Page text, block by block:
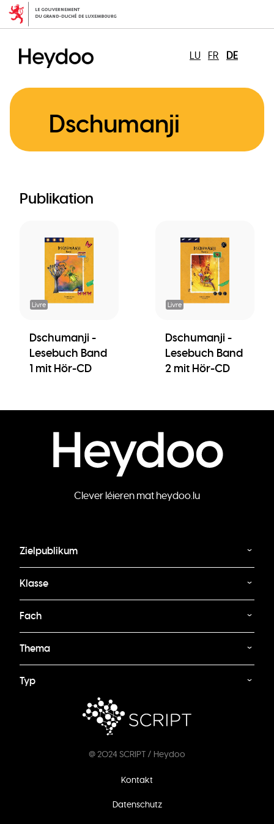
Direkt
zum
LU
FR DE
Dschumanji
Publikation
Livre
Dschumanji -
Lesebuch Band
1 mit Hör-CD
Livre
Dschumanji -
Lesebuch Band
2 mit Hör-CD
Clever léieren mat heydoo.lu
Zielpublikum
Klasse
Fach
Thema
Typ
@ 2024 SCRIPT / Heydoo
Kontakt
Datenschutz